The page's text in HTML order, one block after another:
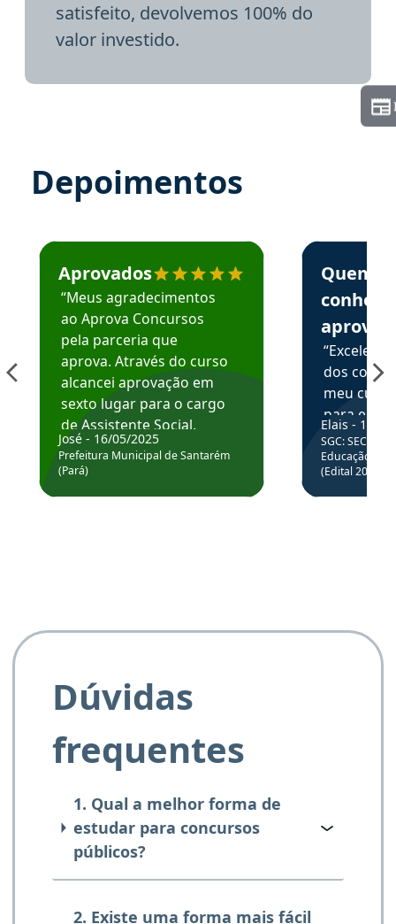
satisfeito, devolvemos 100% do
valor investido.
Depoimentos
Estudante José recomenda o Aprova Concursos em
Aprovados
“Meus agradecimentos
ao Aprova Concursos
pela parceria que
aprova. Através do curso
alcancei aprovação em
sexto lugar para o cargo
de Assistente Social.
Hoje estou atuando na
Prefeitura de Santarém.
José - 16/05/2025
Prefeitura Municipal de Santarém
(Pará)
Estudante
Quem
aprova
dos
meu
para
colocar
através
de
Elais - 15/
SGC: SEC BA
Educação
(Edital
Dúvidas
frequentes
1. Qual a melhor forma de
estudar para concursos
públicos?
2. Existe uma forma mais fácil